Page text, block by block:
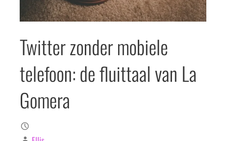
Twitter zonder mobiele
telefoon: de fluittaal van La
Gomera